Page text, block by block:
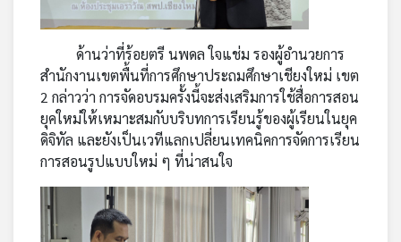
ด้านว่าที่ร้อยตรี นพดล ใจแช่ม รองผู้อำนวยการ
สำนักงานเขตพื้นที่การศึกษาประถมศึกษาเชียงใหม่ เขต
2 กล่าวว่า การจัดอบรมครั้งนี้จะส่งเสริมการใช้สื่อการสอน
ยุคใหม่ให้เหมาะสมกับบริบทการเรียนรู้ของผู้เรียนในยุค
ดิจิทัล และยังเป็นเวทีแลกเปลี่ยนเทคนิคการจัดการเรียน
การสอนรูปแบบใหม่ ๆ ที่น่าสนใจ